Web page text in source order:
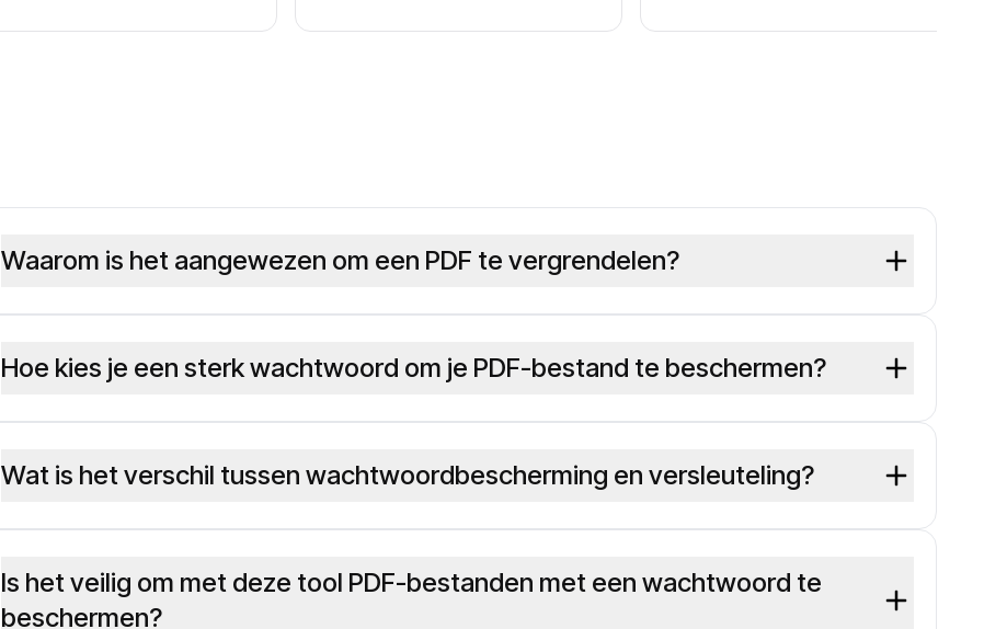
Waarom is het aangewezen om een PDF te vergrendelen?
Hoe kies je een sterk wachtwoord om je PDF-bestand te beschermen?
Wat is het verschil tussen wachtwoordbescherming en versleuteling?
Is het veilig om met deze tool PDF-bestanden met een wachtwoord te
beschermen?